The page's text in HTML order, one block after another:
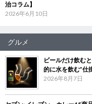
治コラム】
2026年6月10日
グルメ
ビールだけ飲む
的に水を飲む”仕
2026年8月7日